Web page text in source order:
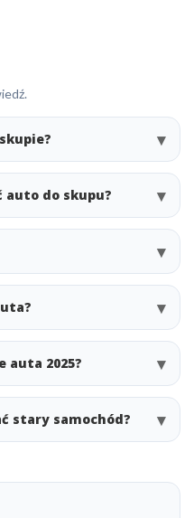
▾
auto do skupu? ▾
▾
▾
auta 2025? ▾
stary samochód? ▾